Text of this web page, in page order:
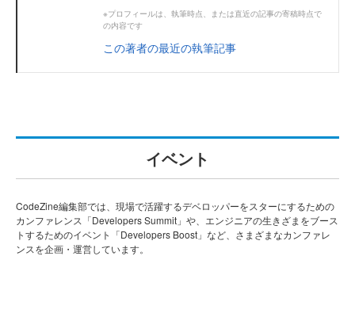
※プロフィールは、執筆時点、または直近の記事の寄稿時点で
の内容です
この著者の最近の執筆記事
イベント
CodeZine編集部では、現場で活躍するデベロッパーをスターにするための
カンファレンス「Developers Summit」や、エンジニアの生きざまをブース
トするためのイベント「Developers Boost」など、さまざまなカンファレ
ンスを企画・運営しています。